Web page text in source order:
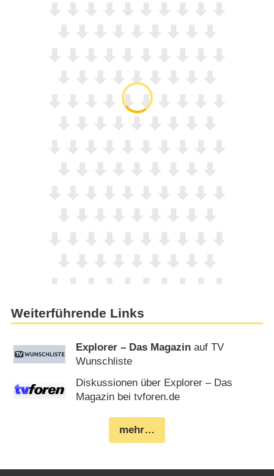
Weiterführende Links
Explorer – Das Magazin auf TV
Wunschliste
Diskussionen über Explorer – Das
Magazin bei tvforen.de
mehr…